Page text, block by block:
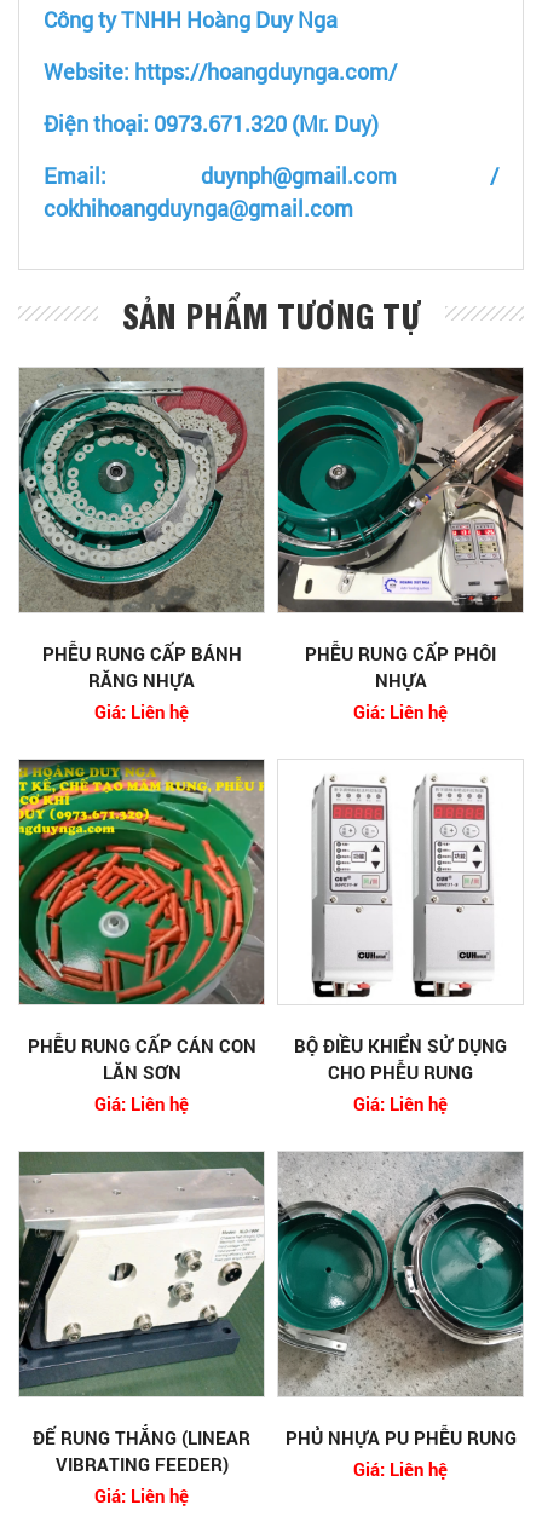
Công ty TNHH Hoàng Duy Nga
Website: https://hoangduynga.com/
Điện thoại: 0973.671.320 (Mr. Duy)
Email: duynph@gmail.com /
cokhihoangduynga@gmail.com
SẢN PHẨM TƯƠNG TỰ
PHỄU RUNG CẤP BÁNH
RĂNG NHỰA
Giá: Liên hệ
PHỄU RUNG CẤP PHÔI
NHỰA
Giá: Liên hệ
PHỄU RUNG CẤP CÁN CON
LĂN SƠN
Giá: Liên hệ
BỘ ĐIỀU KHIỂN SỬ DỤNG
CHO PHỄU RUNG
Giá: Liên hệ
ĐẾ RUNG THẲNG (LINEAR
VIBRATING FEEDER)
Giá: Liên hệ
PHỦ NHỰA PU PHỄU RUNG
Giá: Liên hệ